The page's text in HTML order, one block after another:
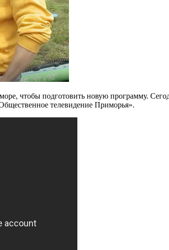
чтобы подготовить новую программу.
телевидение Приморья».